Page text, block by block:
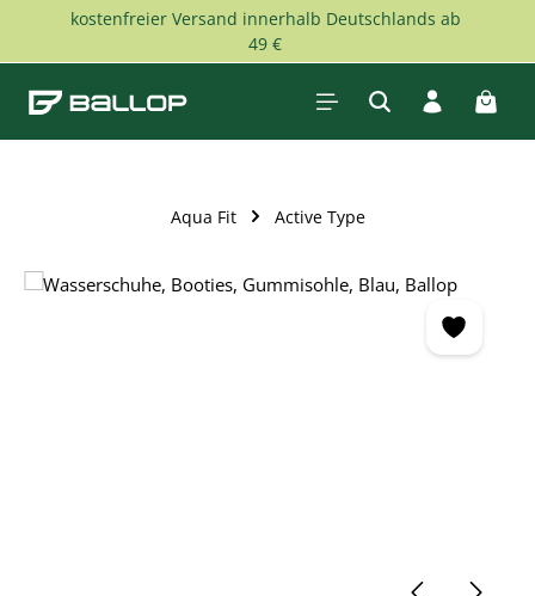
Zum Hauptinhalt springen
kostenfreier Versand innerhalb Deutschlands ab
49 €
Aqua Fit Active Type
Bildergalerie überspringen